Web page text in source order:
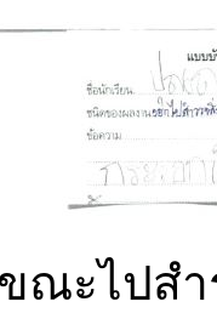
ณะไปส